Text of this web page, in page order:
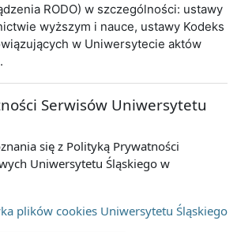
RODO) w szczególności: ustawy
wyższym i nauce, ustawy Kodeks
w Uniwersytecie aktów
Serwisów Uniwersytetu
się z Polityką Prywatności
Uniwersytetu Śląskiego w
plików cookies Uniwersytetu Śląskiego